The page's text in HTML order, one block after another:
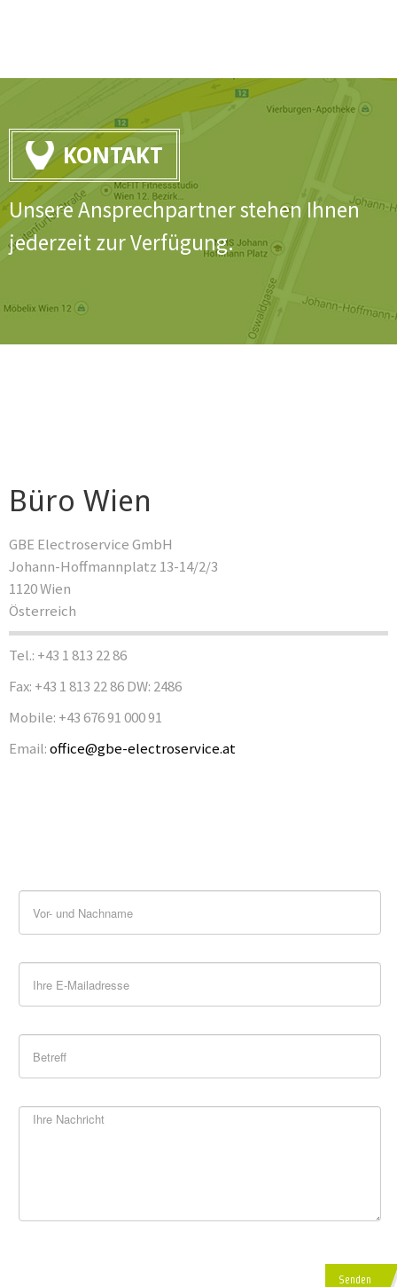
KONTAKT
Unsere Ansprechpartner stehen Ihnen
jederzeit zur Verfügung.
Büro Wien
GBE Electroservice GmbH
Johann-Hoffmannplatz 13-14/2/3
1120 Wien
Österreich
Tel.: +43 1 813 22 86
Fax: +43 1 813 22 86 DW: 2486
Mobile: +43 676 91 000 91
Email:office@gbe-electroservice.at
Senden